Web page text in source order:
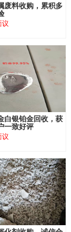
废料收购，累积多
议
白银铂金回收，获
一致好评
议